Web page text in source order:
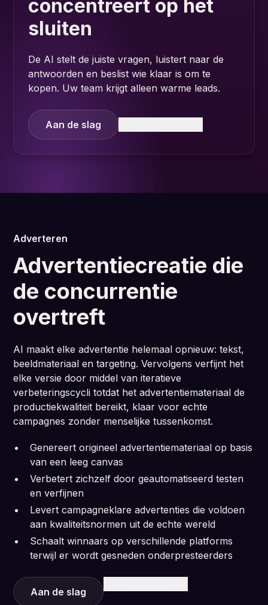
concentreert op het
sluiten
De AI stelt de juiste vragen, luistert naar de
antwoorden en beslist wie klaar is om te
kopen. Uw team krijgt alleen warme leads.
Aan de slag
Adverteren
Advertentiecreatie die
de concurrentie
overtreft
AI maakt elke advertentie helemaal opnieuw: tekst,
beeldmateriaal en targeting. Vervolgens verfijnt het
elke versie door middel van iteratieve
verbeteringscycli totdat het advertentiemateriaal de
productiekwaliteit bereikt, klaar voor echte
campagnes zonder menselijke tussenkomst.
Genereert origineel advertentiemateriaal op basis
van een leeg canvas
Verbetert zichzelf door geautomatiseerd testen
en verfijnen
Levert campagneklare advertenties die voldoen
aan kwaliteitsnormen uit de echte wereld
Schaalt winnaars op verschillende platforms
terwijl er wordt gesneden onderpresteerders
Aan de slag